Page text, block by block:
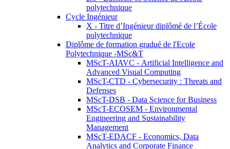
polytechnique
Cycle Ingénieur
X - Titre d’Ingénieur diplômé de l’École
polytechnique
Diplôme de formation gradué de l'Ecole
Polytechnique -MSc&T
MScT-AIAVC - Artificial Intelligence and
Advanced Visual Computing
MScT-CTD - Cybersecurity : Threats and
Defenses
MScT-DSB - Data Science for Business
MScT-ECOSEM - Environmental
Engineering and Sustainability
Management
MScT-EDACF - Economics, Data
Analytics and Corporate Finance